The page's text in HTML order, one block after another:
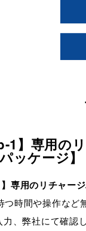
】専用の
ッケージ】
専用のリチャー
時間や操作など
、弊社にて確認